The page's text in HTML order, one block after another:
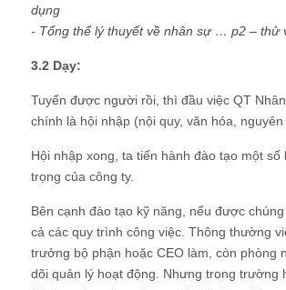
dụng
- Tổng thể lý thuyết về nhân sự … p2 – thử
3.2 Dạy:
Tuyển được người rồi, thì đầu việc QT
chính là hội nhập (nội quy, văn hóa, nguyên
Hội nhập xong, ta tiến hành đào tạo một số
trọng của công ty.
Bên cạnh đào tạo kỹ năng, nếu được
cả các quy trình công việc. Thông thường
trưởng bộ phận hoặc CEO làm, còn phòng
dõi quản lý hoạt động. Nhưng trong trường